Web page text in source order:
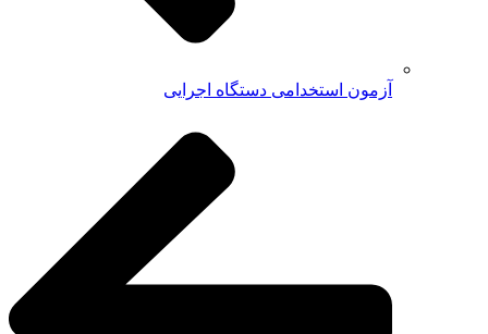
آزمون استخدامی دستگاه اجرایی